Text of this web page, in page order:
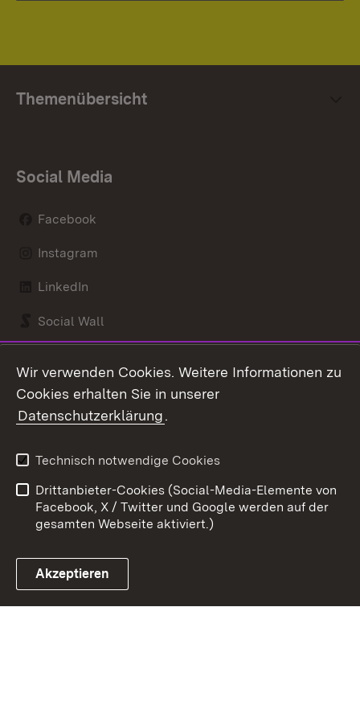
Themenübersicht
Social Media
Facebook
Instagram
LinkedIn
Social Wall
Link zum Landesportal
Kontakt
Barrierefreiheit
Impressum
Cookies
Wir verwenden Cookies. Weitere Informationen zu
Cookies erhalten Sie in unserer
Datenschutzerklärung.
Technisch notwendige Cookies
Drittanbieter-Cookies (Social-Media-Elemente von
Facebook, X / Twitter und Google werden auf der
gesamten Webseite aktiviert.)
Akzeptieren